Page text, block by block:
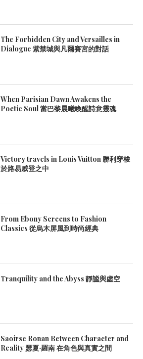
The Forbidden City and Versailles in
Dialogue 紫禁城與凡爾賽宮的對話
When Parisian Dawn Awakens the
Poetic Soul 當巴黎晨曦喚醒詩意靈魂
Victory travels in Louis Vuitton 勝利穿梭
於路易威登之中
From Ebony Screens to Fashion
Classics 從烏木屏風到時尚經典
Tranquility and the Abyss 靜謐與虛空
Saoirse Ronan Between Character and
Reality 瑟夏·羅南 在角色與真實之間